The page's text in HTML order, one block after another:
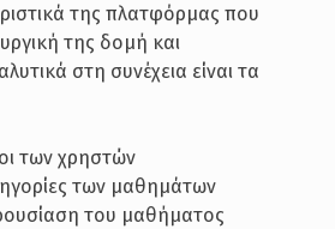
της πλατφόρμας που
της δομή και
στη συνέχεια είναι τα
των χρηστών
των μαθημάτων
του μαθήματος